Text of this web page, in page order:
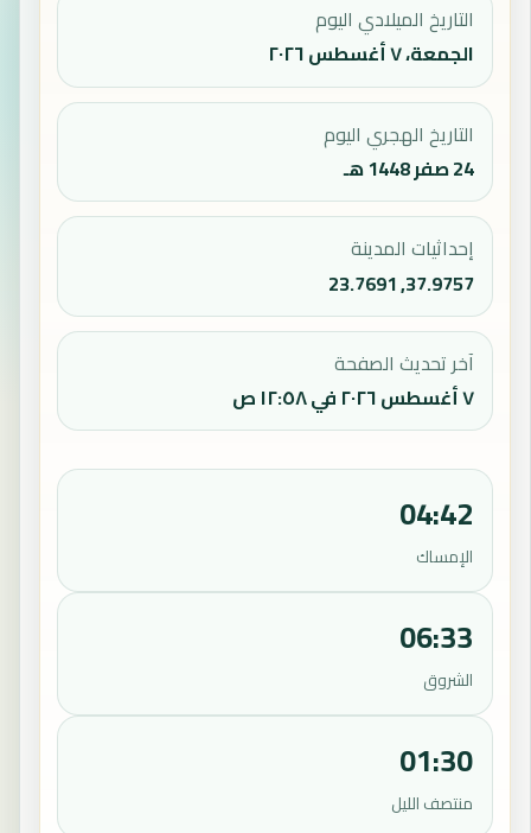
التاريخ الميلادي اليوم
الجمعة، ٧ أغسطس ٢٠٢٦
التاريخ الهجري اليوم
24 صفر 1448 هـ
إحداثيات المدينة
37.9757, 23.7691
آخر تحديث الصفحة
٧ أغسطس ٢٠٢٦ في ١٢:٥٨ ص
04:42
الإمساك
06:33
الشروق
01:30
منتصف الليل